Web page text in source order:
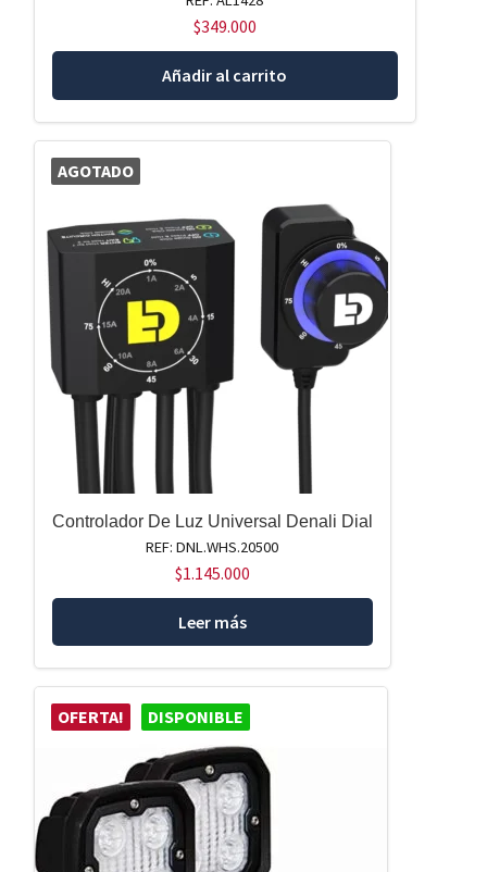
$349.000
Añadir al carrito
AGOTADO
Controlador De Luz Universal Denali Dial
REF: DNL.WHS.20500
$1.145.000
Leer más
OFERTA! DISPONIBLE